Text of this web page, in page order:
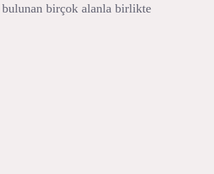
bulunan birçok alanla birlikte